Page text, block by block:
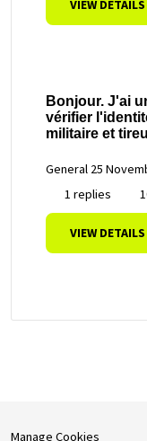
VIEW DETAILS
Bonjour. J'ai
vérifier
militaire et
General 25
1 replies
VIEW DETAILS
Manage Cookies